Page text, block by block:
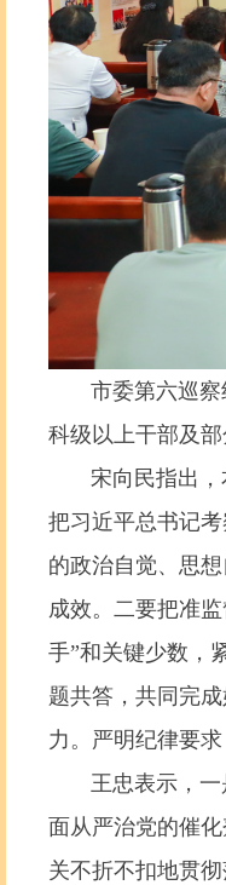
市委第六巡察组
科级以上干部及部
宋向民指出，本
把习近平总书记
的政治自觉、思
成效。二要把准
手”和关键少数，
题共答，共同完
力。严明纪律要
王忠表示，一是
面从严治党的催
关不折不扣地贯